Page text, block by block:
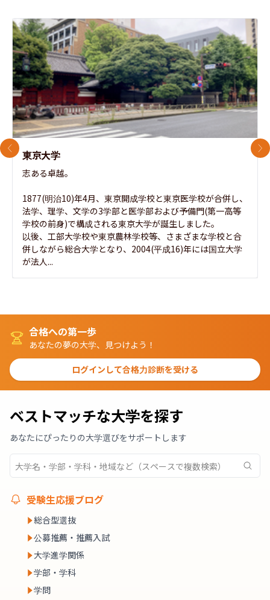
東京大学
志ある卓越。
1877(明治10)年4月、東京開成学校と東京医学校が合併し、
法学、理学、文学の3学部と医学部および予備門(第一高等
学校の前身)で構成される東京大学が誕生しました。
以後、工部大学校や東京農林学校等、さまざまな学校と合
併しながら総合大学となり、2004(平成16)年には国立大学
が法人...
前のスライド 次
合格への第一歩
あなたの夢の大学、見つけよう！
ログインして合格力診断を受ける
ベストマッチな大学を探す
あなたにぴったりの大学選びをサポートします
受験生応援ブログ
総合型選抜
公募推薦・推薦入試
大学進学関係
学部・学科
学問